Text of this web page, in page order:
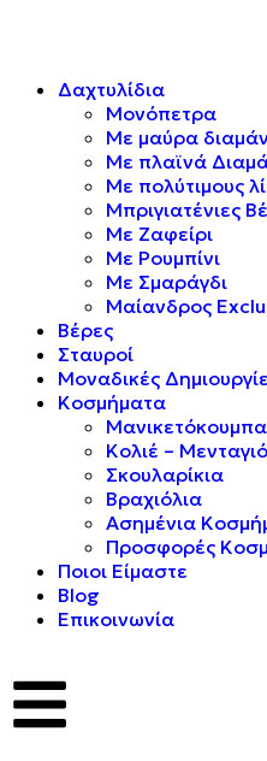
Δαχτυλίδια
Μονόπετρα
Mε μαύρα
Mε πλαϊνά
Mε πολύτιμους
Μπριγιατένιες
Με Ζαφείρι
Με Ρουμπίνι
Με Σμαράγδι
Μαίανδρος
Βέρες
Σταυροί
Μοναδικές
Κοσμήματα
Μανικετόκουμπα
Κολιέ –
Σκουλαρίκια
Βραχιόλια
Ασημένια
Προσφορές
Ποιοι Είμαστε
Blog
Επικοινωνία